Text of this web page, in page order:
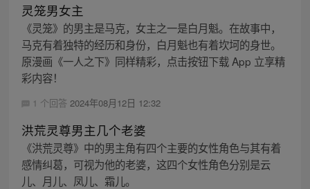
灵笼男女主
《灵笼》的男主是马克，女主之一是白月魁。在故事中，
马克有着独特的经历和身份，白月魁也有着坎坷的身世。
原漫画《一人之下》同样精彩，点击按钮下载 App 立享精
彩内容！
1 个回答 2024年08月12日 12:32
洪荒灵尊男主几个老婆
《洪荒灵尊》中的男主角有四个主要的女性角色与其有着
感情纠葛，可视为他的老婆，这四个女性角色分别是云
儿、月儿、凤儿、霜儿。